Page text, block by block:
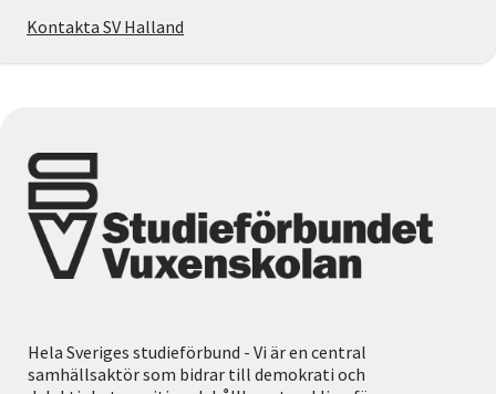
Kontakta SV Halland
Hela Sveriges studieförbund - Vi är en central
samhällsaktör som bidrar till demokrati och